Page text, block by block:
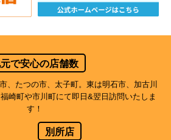
で安心の店舗数
、たつの市、太子町。東は明石市、加古川
崎町や市川町にて即日&翌日訪問いたしま
す！
別所店